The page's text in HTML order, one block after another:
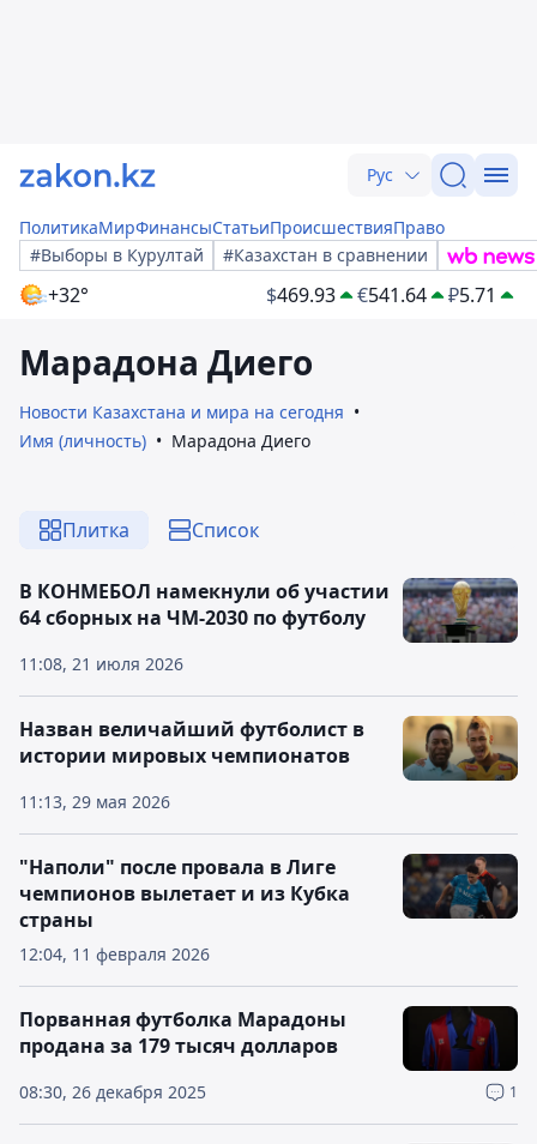
Рус
ПолитикаМирФинансыСтатьиПроисшествияПраво
#Выборы в Курултай
#Казахстан в сравнении
+32° $469.93 €541.64 ₽5.71
Марадона Диего
Новости Казахстана и мира на сегодня
Имя (личность)
Марадона Диего
Плитка Список
11:08, 21 июля 2026
В КОНМЕБОЛ намекнули об участии
64 сборных на ЧМ-2030 по футболу
11:13, 29 мая 2026
Назван величайший футболист в
истории мировых чемпионатов
12:04, 11 февраля 2026
"Наполи" после провала в Лиге
чемпионов вылетает и из Кубка
страны
08:30, 26 декабря 2025 1
Порванная футболка Марадоны
продана за 179 тысяч долларов